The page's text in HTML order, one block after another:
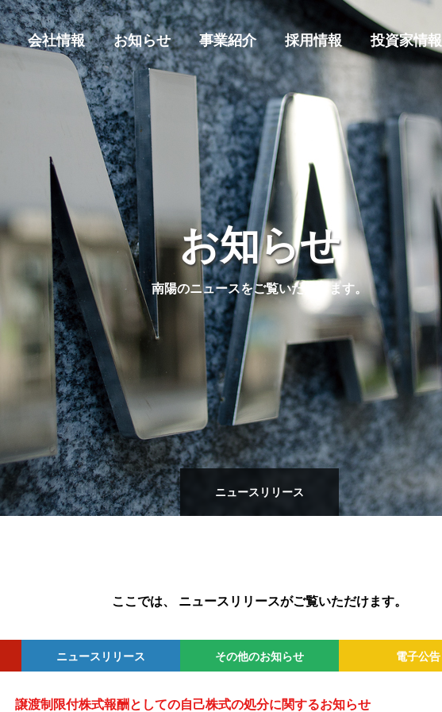
会社情報 お知らせ 事業紹介 採用情報 投資家情報
お知らせ
南陽のニュースをご覧いただけます。
ニュースリリース
ここでは、 ニュースリリースがご覧いただけます。
ニュースリリース その他のお知らせ 電子公告
譲渡制限付株式報酬としての自己株式の処分に関するお知らせ